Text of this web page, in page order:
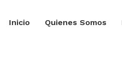
Inicio Quienes Somos